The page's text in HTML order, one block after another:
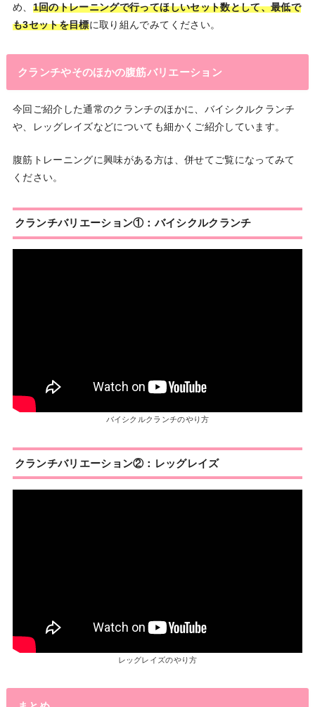
め、 1回のトレーニングで行ってほしいセット数として、最低で
も3セットを目標に取り組んでみてください。
クランチやそのほかの腹筋バリエーション
今回ご紹介した通常のクランチのほかに、バイシクルクランチ
や、レッグレイズなどについても細かくご紹介しています。
腹筋トレーニングに興味がある方は、併せてご覧になってみて
ください。
クランチバリエーション①：バイシクルクランチ
バイシクルクランチのやり方
クランチバリエーション②：レッグレイズ
レッグレイズのやり方